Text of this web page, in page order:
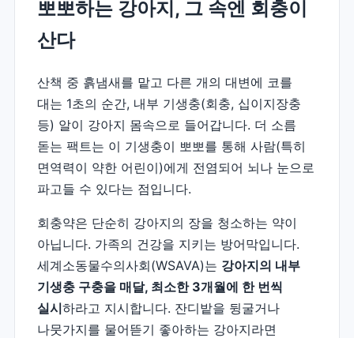
뽀뽀하는 강아지, 그 속엔 회충이
산다
산책 중 흙냄새를 맡고 다른 개의 대변에 코를
대는 1초의 순간, 내부 기생충(회충, 십이지장충
등) 알이 강아지 몸속으로 들어갑니다. 더 소름
돋는 팩트는 이 기생충이 뽀뽀를 통해 사람(특히
면역력이 약한 어린이)에게 전염되어 뇌나 눈으로
파고들 수 있다는 점입니다.
회충약은 단순히 강아지의 장을 청소하는 약이
아닙니다. 가족의 건강을 지키는 방어막입니다.
세계소동물수의사회(WSAVA)는 강아지의 내부
기생충 구충을 매달, 최소한 3개월에 한 번씩
실시하라고 지시합니다. 잔디밭을 뒹굴거나
나뭇가지를 물어뜯기 좋아하는 강아지라면